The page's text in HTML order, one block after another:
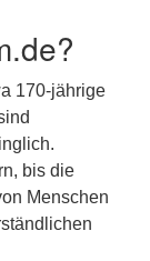
170-jährige
bis die
Menschen